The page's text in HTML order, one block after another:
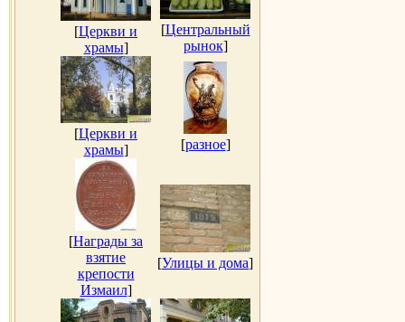
[Церкви и
храмы]
[Центральный
рынок]
[Церкви и
храмы] [разное]
[Награды за
взятие
крепости
Измаил]
[Улицы и дома]